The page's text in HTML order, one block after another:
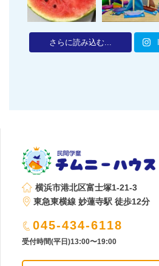
さらに読み込む...
横浜市港北区富士塚1-21-3
東急東横線 妙蓮寺駅 徒歩12分
045-434-6118
受付時間(平日)13:00〜19:00